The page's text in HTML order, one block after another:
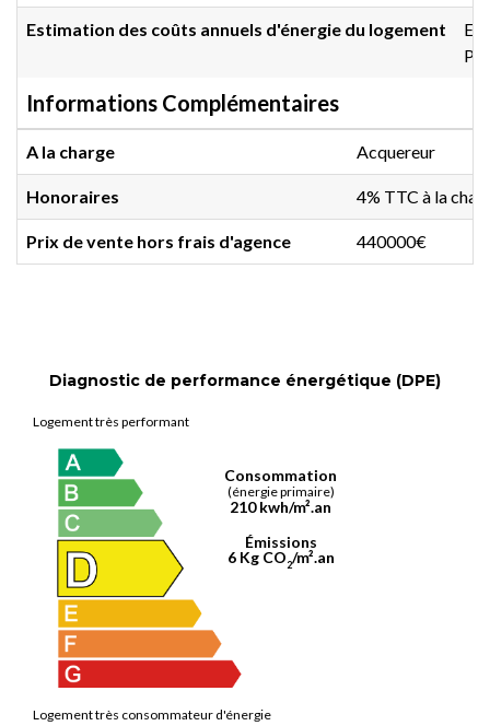
Estimation des coûts annuels d'énergie du logement
Informations Complémentaires
A la charge Acquereur
Honoraires 4% TTC à la
Prix de vente hors frais d'agence 440000€
Diagnostic de performance énergétique (DPE)
Logement très performant
Logement très consommateur d'énergie
Consommation
(énergie primaire)
210 kwh/m².an
Émissions
6 Kg CO2/m².an